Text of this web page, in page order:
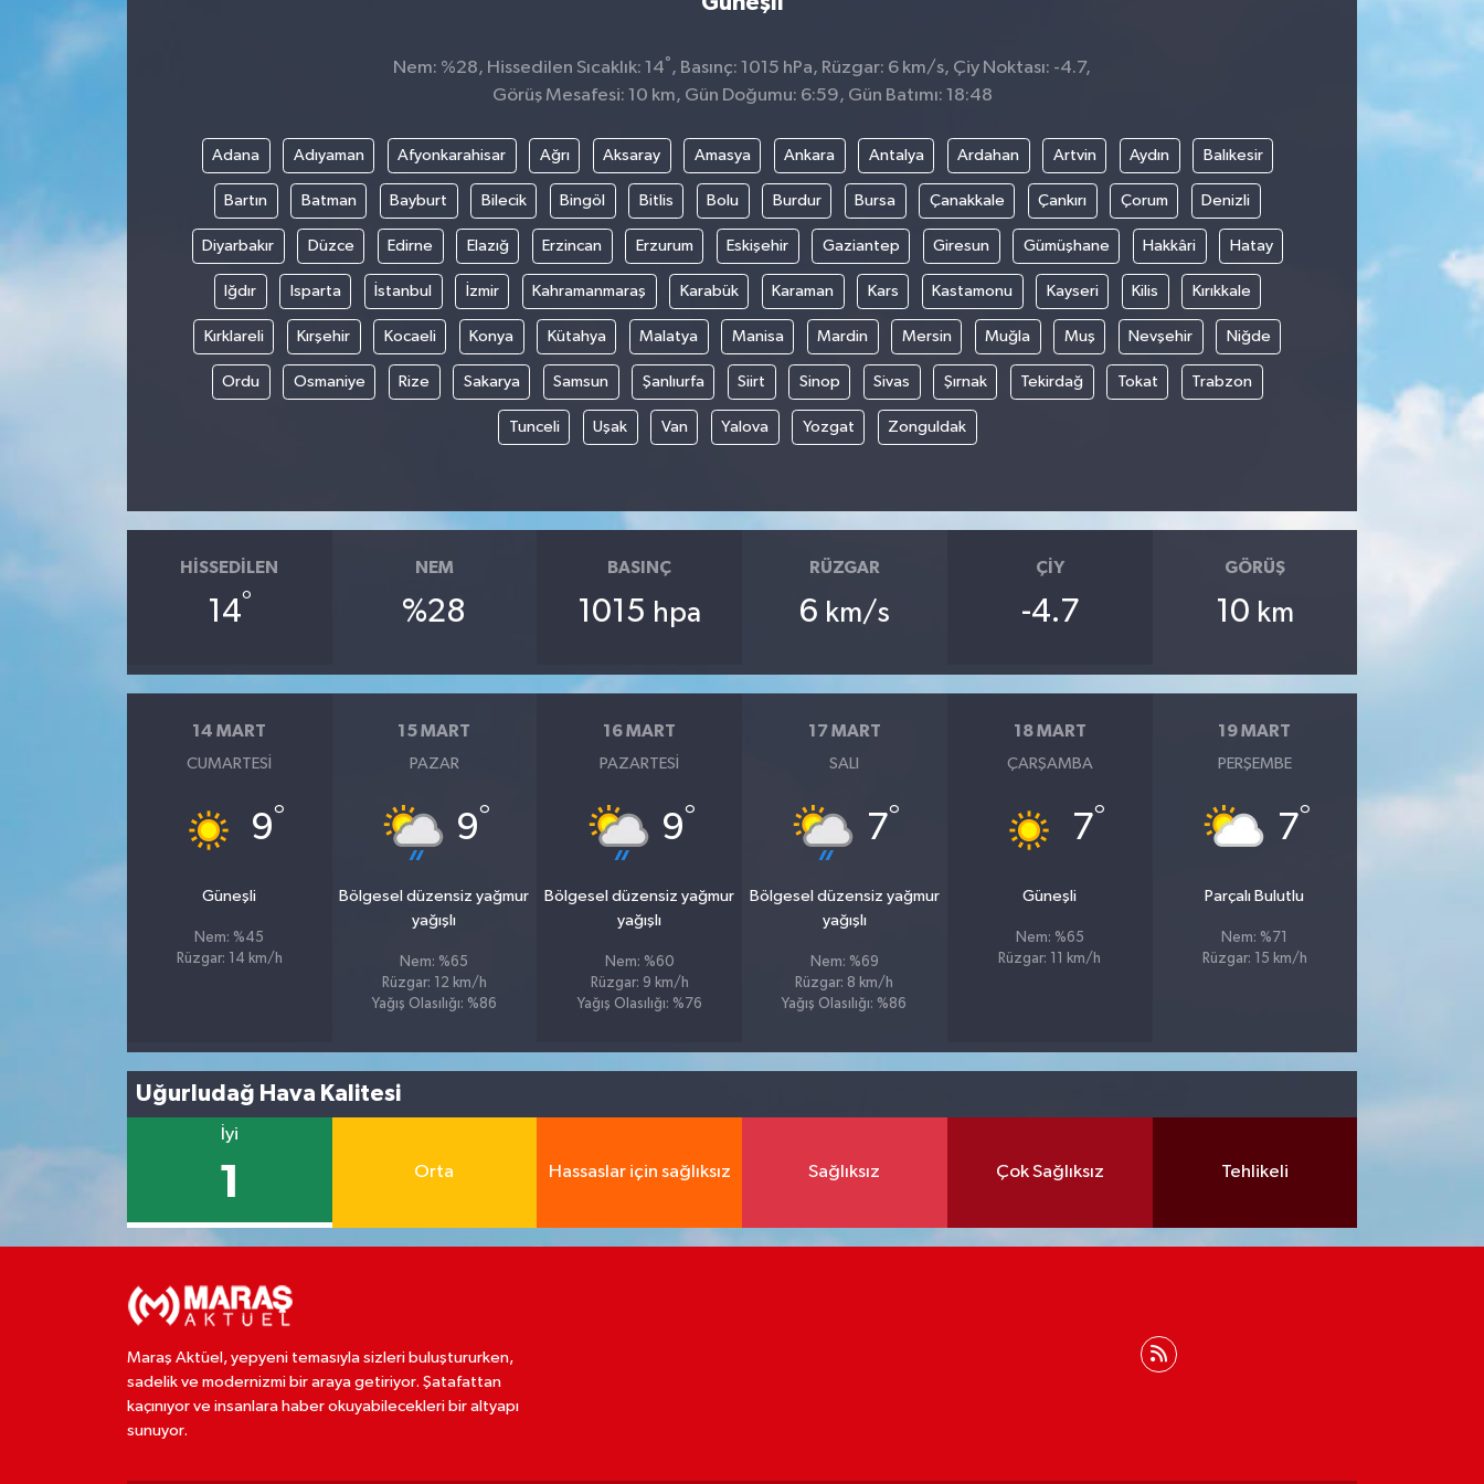
Nem: %28, Hissedilen Sıcaklık: 14° , Basınç: 1015 hPa, Rüzgar: 6 km/s, Çiy Noktası: -4.7,
Görüş Mesafesi: 10 km, Gün Doğumu: 6:59, Gün Batımı: 18:48
Adana Adıyaman Afyonkarahisar Ağrı Aksaray Amasya Ankara Antalya Ardahan Artvin Aydın Balıkesir
Bartın Batman Bayburt Bilecik Bingöl Bitlis Bolu Burdur Bursa Çanakkale Çankırı Çorum Denizli
Diyarbakır Düzce Edirne Elazığ Erzincan Erzurum Eskişehir Gaziantep Giresun Gümüşhane Hakkâri Hatay
Iğdır Isparta İstanbul İzmir Kahramanmaraş Karabük Karaman Kars Kastamonu Kayseri Kilis Kırıkkale
Kırklareli Kırşehir Kocaeli Konya Kütahya Malatya Manisa Mardin Mersin Muğla Muş Nevşehir Niğde
Ordu Osmaniye Rize Sakarya Samsun Şanlıurfa Siirt Sinop Sivas Şırnak Tekirdağ Tokat Trabzon
Tunceli Uşak Van Yalova Yozgat Zonguldak
HISSEDILEN
14°
NEM
%28
BASINÇ
1015 hpa
RÜZGAR
6 km/s
ÇIY
-4.7
GÖRÜŞ
10 km
14 MART
CUMARTESI
9°
Güneşli
Nem: %45
Rüzgar: 14 km/h
15 MART
PAZAR
9°
Bölgesel düzensiz yağmur
yağışlı
Nem: %65
Rüzgar: 12 km/h
Yağış Olasılığı: %86
16 MART
PAZARTESI
9°
Bölgesel düzensiz yağmur
yağışlı
Nem: %60
Rüzgar: 9 km/h
Yağış Olasılığı: %76
17 MART
SALI
7°
Bölgesel düzensiz yağmur
yağışlı
Nem: %69
Rüzgar: 8 km/h
Yağış Olasılığı: %86
18 MART
ÇARŞAMBA
7°
Güneşli
Nem: %65
Rüzgar: 11 km/h
19 MART
PERŞEMBE
7°
Parçalı Bulutlu
Nem: %71
Rüzgar: 15 km/h
Uğurludağ Hava Kalitesi
İyi
1 Orta Hassaslar için sağlıksız Sağlıksız Çok Sağlıksız Tehlikeli
Maraş Aktüel, yepyeni temasıyla sizleri buluştururken,
sadelik ve modernizmi bir araya getiriyor. Şatafattan
kaçınıyor ve insanlara haber okuyabilecekleri bir altyapı
sunuyor.